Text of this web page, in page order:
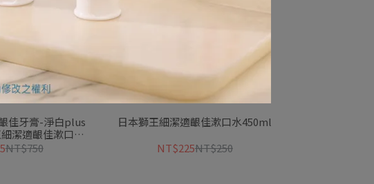
佳牙膏-淨白plus
潔適齦佳漱口水
NT$750
日本獅王細潔適齦佳漱口水450ml
NT$225NT$250